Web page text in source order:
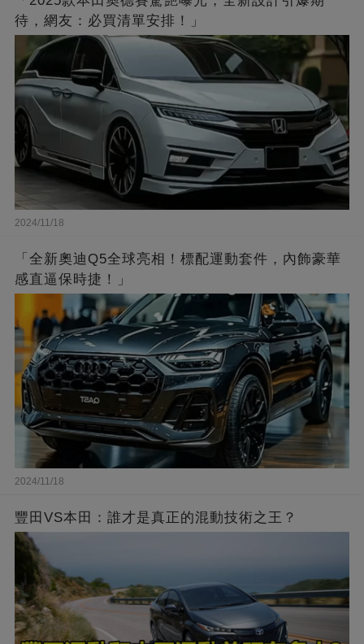
待，網友：必買清單安排！」
2024/11/18
「全新奧迪Q5全球亮相！標配運動套件，內飾豪華
感直逼保時捷！」
2024/11/18
豐田VS本田：誰才是真正的混動技術之王？